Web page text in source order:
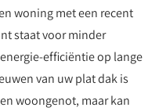
woning met een recent
staat voor minder
efficiëntie op lange
van uw plat dak is
woongenot, maar kan